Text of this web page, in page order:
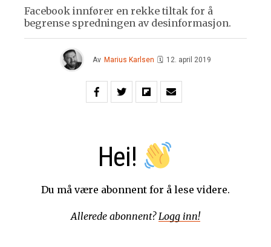
Facebook innfører en rekke tiltak for å
begrense spredningen av desinformasjon.
Av Marius Karlsen 🗓 12. april 2019
Hei!
Du må være abonnent for å lese videre.
Allerede abonnent? Logg inn!